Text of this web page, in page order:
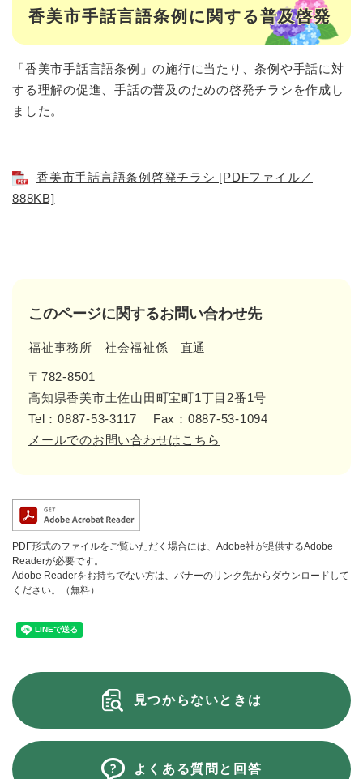
香美市手話言語条例に関する普及啓発
「香美市手話言語条例」の施行に当たり、条例や手話に対
する理解の促進、手話の普及のための啓発チラシを作成し
ました。
香美市手話言語条例啓発チラシ [PDFファイル／
888KB]
このページに関するお問い合わせ先
福祉事務所 社会福祉係 直通
〒782-8501
高知県香美市土佐山田町宝町1丁目2番1号
Tel：0887-53-3117
Fax：0887-53-1094
メールでのお問い合わせはこちら
PDF形式のファイルをご覧いただく場合には、Adobe社が提供するAdobe
Readerが必要です。
Adobe Readerをお持ちでない方は、バナーのリンク先からダウンロードして
ください。（無料）
見つからないときは
よくある質問と回答